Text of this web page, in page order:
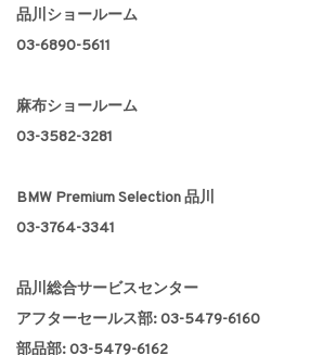
品川ショールーム
03-6890-5611
麻布ショールーム
03-3582-3281
BMW Premium Selection 品川
03-3764-3341
品川総合サービスセンター
アフターセールス部: 03-5479-6160
部品部: 03-5479-6162